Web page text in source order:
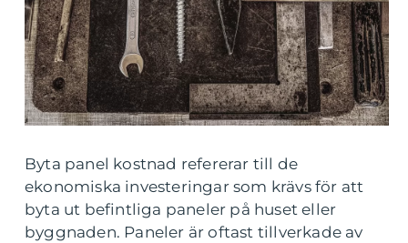
Byta panel kostnad refererar till de
ekonomiska investeringar som krävs för att
byta ut befintliga paneler på huset eller
byggnaden. Paneler är oftast tillverkade av